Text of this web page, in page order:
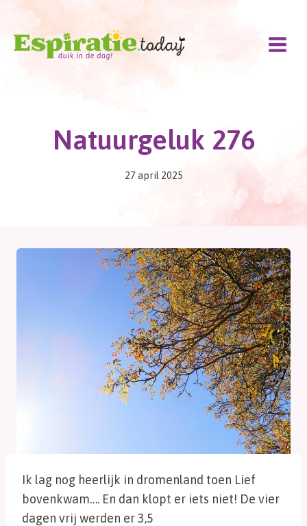
Doorgaan
inhoud
Natuurgeluk 276
27 april 2025
Ik lag nog heerlijk in dromenland toen Lief
bovenkwam…. En dan klopt er iets niet! De vier
dagen vrij werden er 3,5